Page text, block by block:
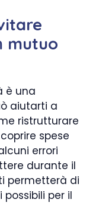
mutuo
è una
aiutarti a
ristrutturare
spese
errori
durante il
permetterà di
per il